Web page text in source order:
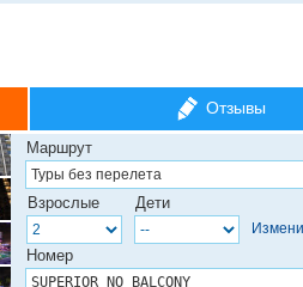
Отзывы
Маршрут
Взрослые Дети
Номер